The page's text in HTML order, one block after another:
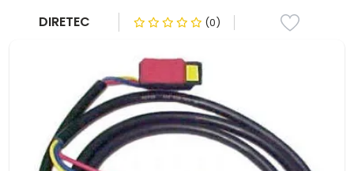
DIRETEC (0)